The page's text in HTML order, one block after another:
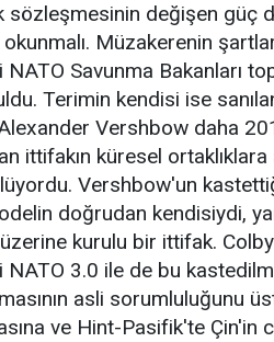
değişen güç
Müzakerenin
Savunma Bakanları
Terimin kendisi ise
Alexander Vershbow daha
ittifakın küresel ortaklıklara
Vershbow'un
doğrudan kendisiydi,
üzerine kurulu bir ittifak.
NATO 3.0 ile de bu
asli sorumluluğunu
ve Hint-Pasifik'te Çin'in